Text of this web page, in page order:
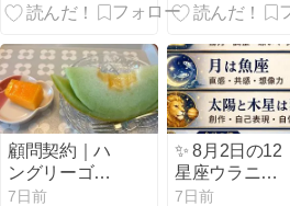
始めた想い
始めた想い
顧問契約｜ハ
ングリーゴー
スト＆まさか
7日前
✨ 8月2日の12
星座ウラニャ
イ ✨
7日前